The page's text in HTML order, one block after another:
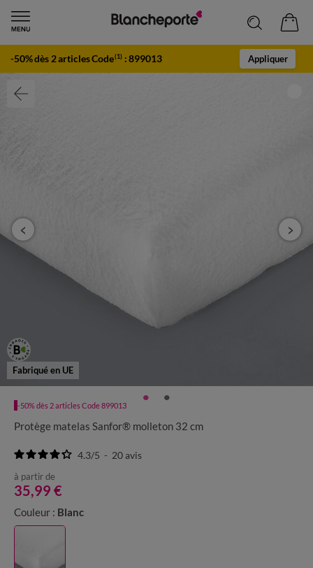
-50% dès 2 articles Code(1) :899013 Appliquer
Fabriqué en UE
-50% dès 2 articles Code 899013
Protège matelas Sanfor® molleton 32 cm
4.3/5 - 20avis
à partir de
35,99 €
Couleur : Blanc